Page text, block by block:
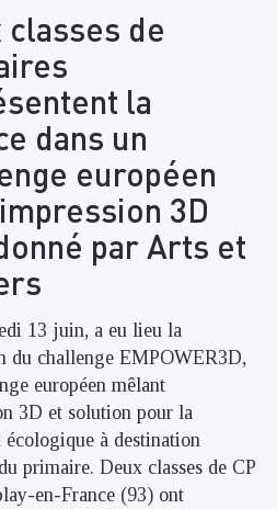
classes de
la
dans un
européen
3D
par Arts et
13 juin, a eu lieu la
du challenge EMPOWER3D,
européen mêlant
3D et solution pour la
à destination
primaire. Deux classes de CP
en-France (93) ont